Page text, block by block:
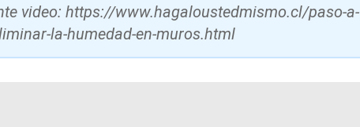
video: https://www.hagaloustedmismo.cl/paso-a-
la-humedad-en-muros.html